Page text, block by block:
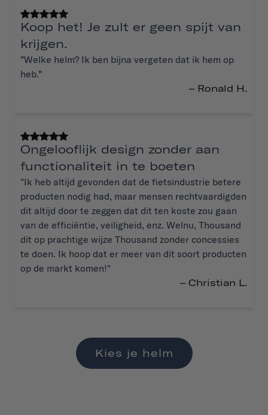
Koop het! Je zult er geen spijt van
krijgen.
"Welke helm? Ik ben bijna vergeten dat ik hem op
heb."
– Ronald H.
Ongelooflijk design zonder aan
functionaliteit in te boeten
"Ik heb altijd gevonden dat de fietsindustrie betere
producten nodig had, maar mensen rechtvaardigden
dit altijd door te zeggen dat dit ten koste zou gaan
van de efficiëntie, veiligheid, enz. Welnu, Thousand
dit op prachtige wijze Thousand zonder concessies
te doen. Ik hoop dat er meer van dit soort producten
op de markt komen!"
– Christian L.
Kies je helm